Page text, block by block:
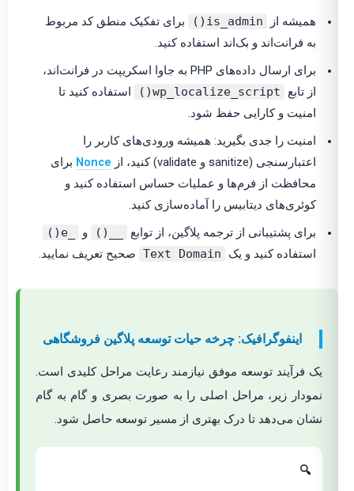
همیشه از is_admin()
برای تفکیک منطق کد مربوط
به فرانت‌اند و بک‌اند استفاده کنید.
برای ارسال داده‌های PHP به جاوا اسکریپت در فرانت‌اند،
از تابع
wp_localize_script()
استفاده کنید تا
امنیت و کارایی حفظ شود.
امنیت را جدی بگیرید: همیشه ورودی‌های کاربر را
اعتبارسنجی (sanitize و validate) کنید، از
Nonce برای
محافظت از فرم‌ها و عملیات حساس استفاده کنید و
کوئری‌های دیتابیس را آماده‌سازی کنید.
برای پشتیبانی از ترجمه پلاگین، از توابع __() و
استفاده کنید و یک Text Domain صحیح تعریف نمایید.
اینفوگرافیک: چرخه حیات توسعه پلاگین فروشگاهی
یک فرآیند توسعه موفق نیازمند رعایت مراحل کلیدی است.
نمودار زیر، مراحل اصلی را به صورت بصری و گام به گام
نشان می‌دهد تا درک بهتری از مسیر توسعه حاصل شود.
🔍